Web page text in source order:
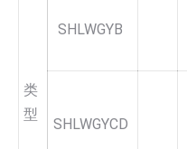
类
型
SHLWGYB
SHLWGYCD